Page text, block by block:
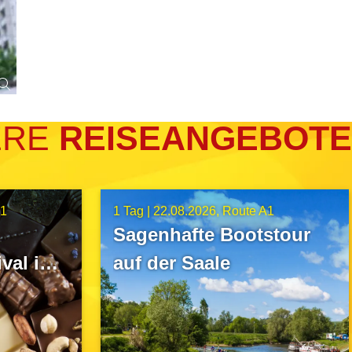
REISEANGEBOTE
1 Tag | 22.08.2026 Route A1
Sagenhafte Bootstour
auf der Saale
in